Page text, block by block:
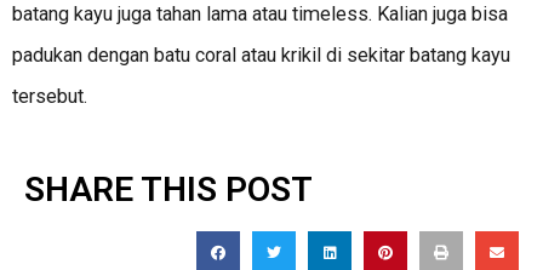
batang kayu juga tahan lama atau timeless. Kalian juga bisa
padukan dengan batu coral atau krikil di sekitar batang kayu
tersebut.
SHARE THIS POST